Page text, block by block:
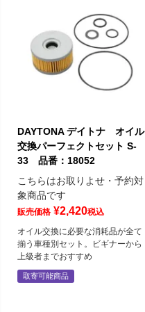
DAYTONA デイトナ オイル
交換パーフェクトセット S-
33 品番：18052
こちらはお取りよせ・予約対
象商品です
販売価格 ¥2,420税込
オイル交換に必要な消耗品が全て
揃う車種別セット。ビギナーから
上級者までおすすめ
取寄可能商品